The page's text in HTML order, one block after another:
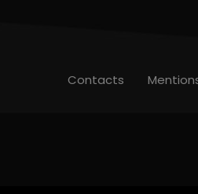
Contacts